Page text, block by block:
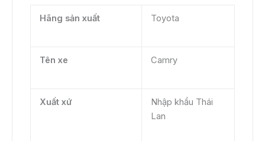
Hãng sản xuất Toyota
Tên xe Camry
Xuất xứ
Nhập khẩu Thái
Lan